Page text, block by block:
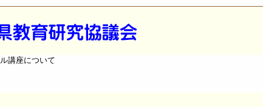
講座について